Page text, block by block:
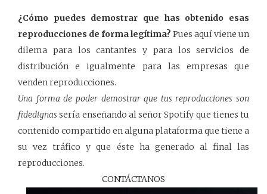
¿Cómo puedes demostrar que has obtenido esas
reproducciones de forma legítima? Pues aquí viene un
dilema para los cantantes y para los servicios de
distribución e igualmente para las empresas que
venden reproducciones.
Una forma de poder demostrar que tus reproducciones son
fidedignassería enseñando al señor Spotify que tienes tu
contenido compartido en alguna plataforma que tiene a
su vez tráfico y que éste ha generado al final las
reproducciones.
CONTÁCTANOS